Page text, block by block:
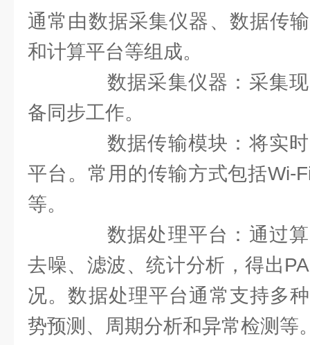
通常由数据采集仪器、数据传
和计算平台等组成。
数据采集仪器：采集现
备同步工作。
数据传输模块：将实时
平台。常用的传输方式包括Wi-
等。
数据处理平台：通过算
去噪、滤波、统计分析，得出
况。数据处理平台通常支持多
势预测、周期分析和异常检测等